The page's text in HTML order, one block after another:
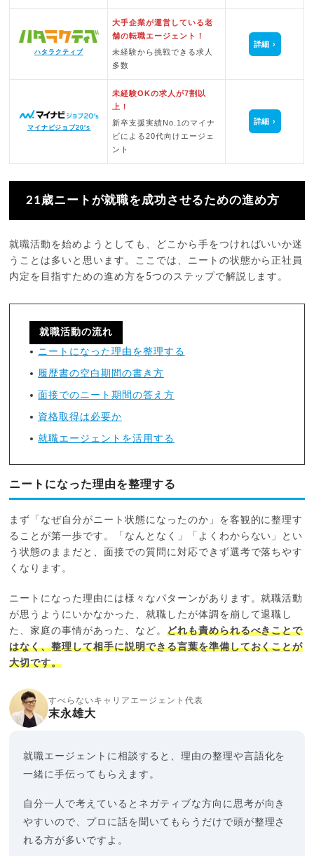
ハタラクティブ
大手企業が運営している老
舗の転職エージェント！
未経験から挑戦できる求人
多数
詳細
マイナビジョブ20's
未経験OKの求人が7割以
上！
新卒支援実績No.1のマイナ
ビによる20代向けエージェ
ント
詳細
21歳ニートが就職を成功させるための進め方
就職活動を始めようとしても、どこから手をつければいいか迷
うことは多いと思います。ここでは、ニートの状態から正社員
内定を目指すための進め方を5つのステップで解説します。
就職活動の流れ
ニートになった理由を整理する
履歴書の空白期間の書き方
面接でのニート期間の答え方
資格取得は必要か
就職エージェントを活用する
ニートになった理由を整理する
まず「なぜ自分がニート状態になったのか」を客観的に整理す
ることが第一歩です。「なんとなく」「よくわからない」とい
う状態のままだと、面接での質問に対応できず選考で落ちやす
くなります。
ニートになった理由には様々なパターンがあります。就職活動
が思うようにいかなかった、就職したが体調を崩して退職し
た、家庭の事情があった、など。 どれも責められるべきことで
はなく、整理して相手に説明できる言葉を準備しておくことが
大切です。
すべらないキャリアエージェント代表
末永雄大
就職エージェントに相談すると、理由の整理や言語化を
一緒に手伝ってもらえます。
自分一人で考えているとネガティブな方向に思考が向き
やすいので、プロに話を聞いてもらうだけで頭が整理さ
れる方が多いですよ。